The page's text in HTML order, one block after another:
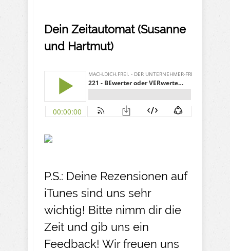
Dein Zeitautomat (Susanne
und Hartmut)
P.S.: Deine Rezensionen auf
iTunes sind uns sehr
wichtig! Bitte nimm dir die
Zeit und gib uns ein
Feedback! Wir freuen uns